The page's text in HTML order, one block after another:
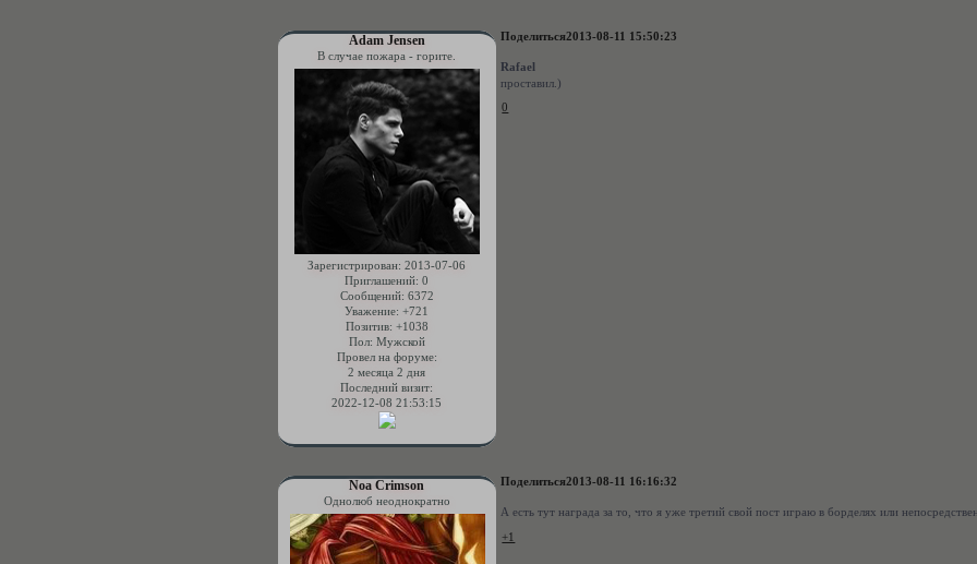
Поделиться2013-08-11 15:50:23
Adam Jensen
В случае пожара - горите.
Зарегистрирован: 2013-07-06
Приглашений: 0
Сообщений: 6372
Уважение: +721
Позитив: +1038
Пол: Мужской
Провел на форуме:
2 месяца 2 дня
Последний визит:
2022-12-08 21:53:15
Rafael
проставил.)
0
Поделиться2013-08-11 16:16:32
Noa Crimson
Однолюб неоднократно
А есть тут награда за то, что я уже третий свой пост играю в борделях или
+1